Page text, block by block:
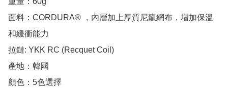
面料：CORDURA® ，內層加上厚質尼龍網布，增加保溫
和緩衝能力
拉鏈: YKK RC (Recquet Coil)
產地：韓國
顏色：5色選擇